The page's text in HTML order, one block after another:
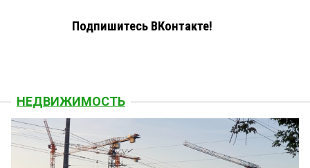
Подпишитесь ВКонтакте!
НЕДВИЖИМОСТЬ